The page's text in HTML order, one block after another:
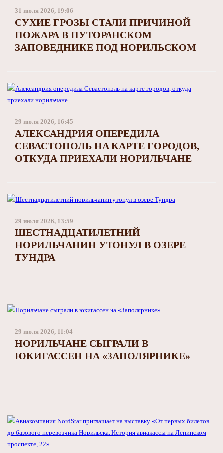
31 июля 2026, 19:06
СУХИЕ ГРОЗЫ СТАЛИ ПРИЧИНОЙ
ПОЖАРА В ПУТОРАНСКОМ
ЗАПОВЕДНИКЕ ПОД НОРИЛЬСКОМ
29 июля 2026, 16:45
АЛЕКСАНДРИЯ ОПЕРЕДИЛА
СЕВАСТОПОЛЬ НА КАРТЕ ГОРОДОВ,
ОТКУДА ПРИЕХАЛИ НОРИЛЬЧАНЕ
29 июля 2026, 13:59
ШЕСТНАДЦАТИЛЕТНИЙ
НОРИЛЬЧАНИН УТОНУЛ В ОЗЕРЕ
ТУНДРА
29 июля 2026, 11:04
НОРИЛЬЧАНЕ СЫГРАЛИ В
ЮКИГАССЕН НА «ЗАПОЛЯРНИКЕ»